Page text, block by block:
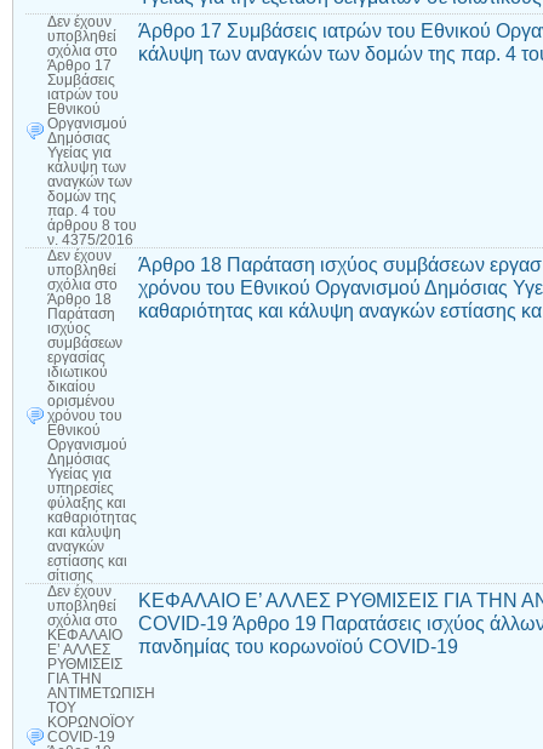
Δεν έχουν
υποβληθεί
σχόλια στο
Άρθρο 17
Συμβάσεις
ιατρών του
Εθνικού
Οργανισμού
Δημόσιας
Υγείας για
κάλυψη των
αναγκών των
δομών της
παρ. 4 του
άρθρου 8 του
ν. 4375/2016
Άρθρο 17 Συμβάσεις ιατρών του Εθνικού
κάλυψη των αναγκών των δομών της παρ. 4
Δεν έχουν
υποβληθεί
σχόλια στο
Άρθρο 18
Παράταση
ισχύος
συμβάσεων
εργασίας
ιδιωτικού
δικαίου
ορισμένου
χρόνου του
Εθνικού
Οργανισμού
Δημόσιας
Υγείας για
υπηρεσίες
φύλαξης και
καθαριότητας
και κάλυψη
αναγκών
εστίασης και
σίτισης
Άρθρο 18 Παράταση ισχύος συμβάσεων
χρόνου του Εθνικού Οργανισμού Δημόσιας
καθαριότητας και κάλυψη αναγκών εστίασης
Δεν έχουν
υποβληθεί
σχόλια στο
ΚΕΦΑΛΑΙΟ
Ε’ ΑΛΛΕΣ
ΡΥΘΜΙΣΕΙΣ
ΓΙΑ ΤΗΝ
ΑΝΤΙΜΕΤΩΠΙΣΗ
ΤΟΥ
ΚΟΡΩΝΟΪΟΥ
COVID-19
ΚΕΦΑΛΑΙΟ Ε’ ΑΛΛΕΣ ΡΥΘΜΙΣΕΙΣ ΓΙΑ ΤΗΝ
COVID-19 Άρθρο 19 Παρατάσεις ισχύος
πανδημίας του κορωνοϊού COVID-19